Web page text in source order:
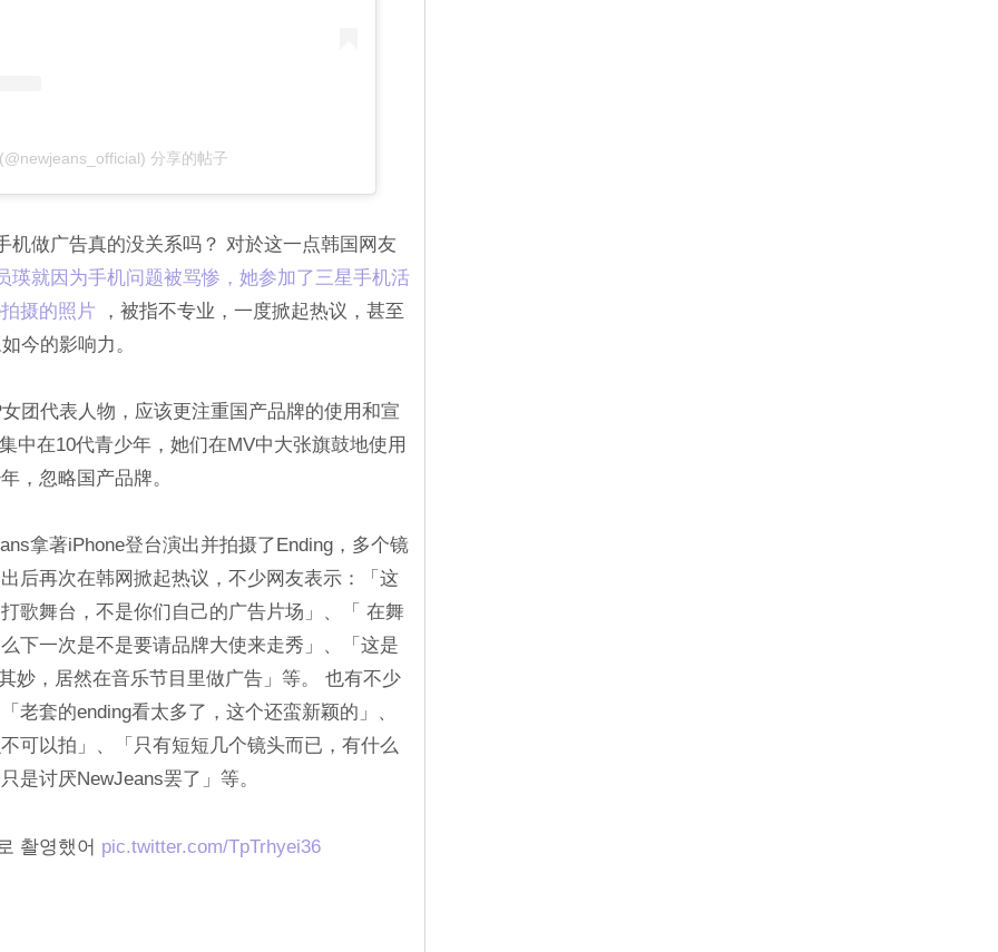
分享的帖子
机做广告真的没关系吗？ 对於这一点韩国网友
瑛就因为手机问题被骂惨，她参加了三星手机活
摄的照片 ，被指不专业，一度掀起热议，甚至
今的影响力。
团代表人物，应该更注重国产品牌的使用和宣
中在10代青少年，她们在MV中大张旗鼓地使用
，忽略国产品牌。
拿著iPhone登台演出并拍摄了Ending，多个镜
后再次在韩网掀起热议，不少网友表示：「这
歌舞台，不是你们自己的广告片场」、「 在舞
下一次是不是要请品牌大使来走秀」、「这是
妙，居然在音乐节目里做广告」等。 也有不少
老套的ending看太多了，这个还蛮新颖的」、
可以拍」、「只有短短几个镜头而已，有什么
是讨厌NewJeans罢了」等。
촬영했어 pic.twitter.com/TpTrhyei36